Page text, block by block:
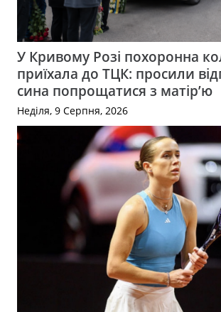
У Кривому Розі похоронна
приїхала до ТЦК: просили
сина попрощатися з матір’ю
Неділя, 9 Серпня, 2026